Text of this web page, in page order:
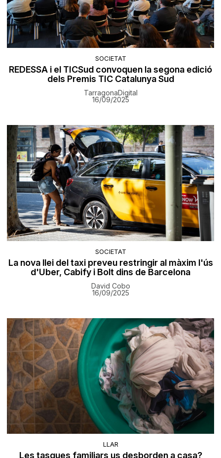
SOCIETAT
REDESSA i el TICSud convoquen la segona edició
dels Premis TIC Catalunya Sud
TarragonaDigital
16/09/2025
SOCIETAT
La nova llei del taxi preveu restringir al màxim l'ús
d'Uber, Cabify i Bolt dins de Barcelona
David Cobo
16/09/2025
LLAR
Les tasques familiars us desborden a casa?